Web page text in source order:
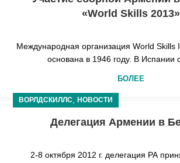
«World Skills 2013»
Международная организация World Skills
основана в 1946 году. В Испании
БОЛЕЕ
ВОРЛДСКИЛЛС НОВОСТИ
Делегация Армении в
2-8 октября 2012 г. делегация РА